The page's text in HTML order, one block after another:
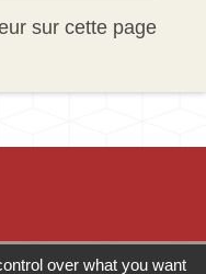
sur cette page
over what you want